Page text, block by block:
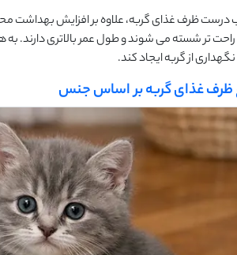
درست ظرف غذای گربه، علاوه بر افزایش بهداشت
راحت ‌تر شسته می ‌شوند و طول عمر بالاتری دارند.
از گربه ایجاد کند.
ظرف غذای گربه بر اساس جنس